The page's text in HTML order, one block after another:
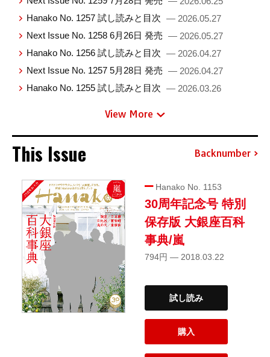
Hanako No. 1257 試し読みと目次 — 2026.05.27
Next Issue No. 1258 6月26日 発売 — 2026.05.27
Hanako No. 1256 試し読みと目次 — 2026.04.27
Next Issue No. 1257 5月28日 発売 — 2026.04.27
Hanako No. 1255 試し読みと目次 — 2026.03.26
View More
This Issue Backnumber
Hanako No. 1153
30周年記念号 特別
保存版 大銀座百科
事典/嵐
794円 — 2018.03.22
試し読み
購入